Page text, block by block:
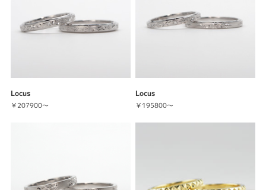
Locus
￥207900～
Locus
￥195800～